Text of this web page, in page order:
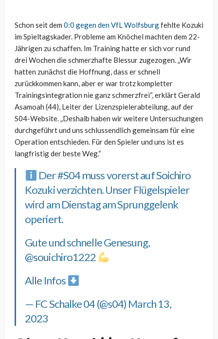
Schon seit dem 0:0 gegen den VfL Wolfsburgfehlte Kozuki
im Spieltagskader. Probleme am Knöchel machten dem 22-
Jährigen zu schaffen. Im Training hatte er sich vor rund
drei Wochen die schmerzhafte Blessur zugezogen. „Wir
hatten zunächst die Hoffnung, dass er schnell
zurückkommen kann, aber er war trotz kompletter
Trainingsintegration nie ganz schmerzfrei“, erklärt Gerald
Asamoah (44), Leiter der Lizenzspielerabteilung, auf der
S04-Website. „Deshalb haben wir weitere Untersuchungen
durchgeführt und uns schlussendlich gemeinsam für eine
Operation entschieden. Für den Spieler und uns ist es
langfristig der beste Weg.“
Der#S04muss vorerst auf Soichiro
Kozuki verzichten. Unser Flügelspieler
wird am Dienstag am Sprunggelenk
operiert.
Gute und schnelle Genesung,
@souichiro1222
Alle Infos
— FC Schalke 04 (@s04) March 13,
2023